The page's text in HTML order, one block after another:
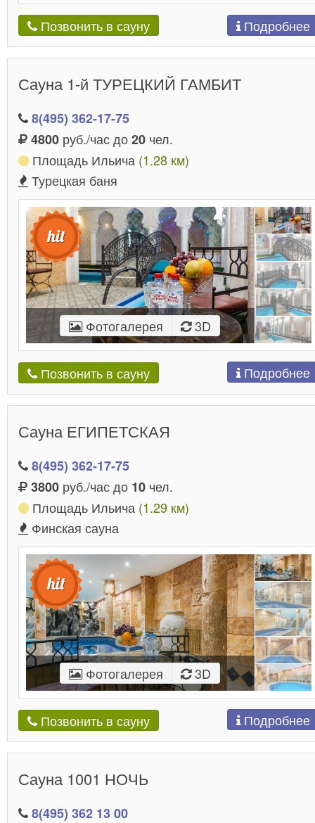
Позвонить в сауну Подробнее
Сауна 1-й ТУРЕЦКИЙ ГАМБИТ
8(495) 362-17-75
4800 руб./час до20 чел.
Площадь Ильича (1.28 км)
Турецкая баня
Фотогалерея 3D
Позвонить в сауну Подробнее
Сауна ЕГИПЕТСКАЯ
8(495) 362-17-75
3800 руб./час до 10 чел.
Площадь Ильича (1.29 км)
Финская сауна
Фотогалерея 3D
Позвонить в сауну Подробнее
Сауна 1001 НОЧЬ
8(495) 362 13 00